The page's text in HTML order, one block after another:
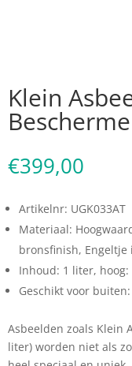
Klein
€399,00
Artikelnr: UGK033AT
Materiaal:
bronsfinish,
Inhoud: 1 liter,
Geschikt voor
Asbeelden zoals Klein
liter) worden niet als